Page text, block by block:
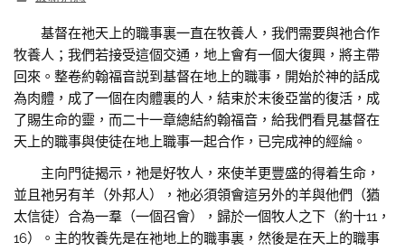
基督在祂天上的職事裏一直在牧養人，我們需要與祂合作
牧養人；我們若接受這個交通，地上會有一個大復興，將主帶
回來。整卷約翰福音説到基督在地上的職事，開始於神的話成
為肉體，成了一個在肉體裏的人，結束於末後亞當的復活，成
了賜生命的靈，而二十一章總結約翰福音，給我們看見基督在
天上的職事與使徒在地上職事一起合作，已完成神的經綸。
主向門徒揭示，祂是好牧人，來使羊更豐盛的得着生命，
並且祂另有羊（外邦人），祂必須領會這另外的羊與他們（猶
太信徒）合為一羣（一個召會），歸於一個牧人之下（約十11，
16）。主的牧養先是在祂地上的職事裏，然後是在天上的職事